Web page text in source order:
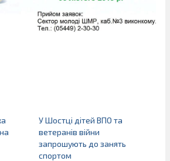
У Шостці дітей ВПО та
ветеранів війни
запрошують до занять
спортом